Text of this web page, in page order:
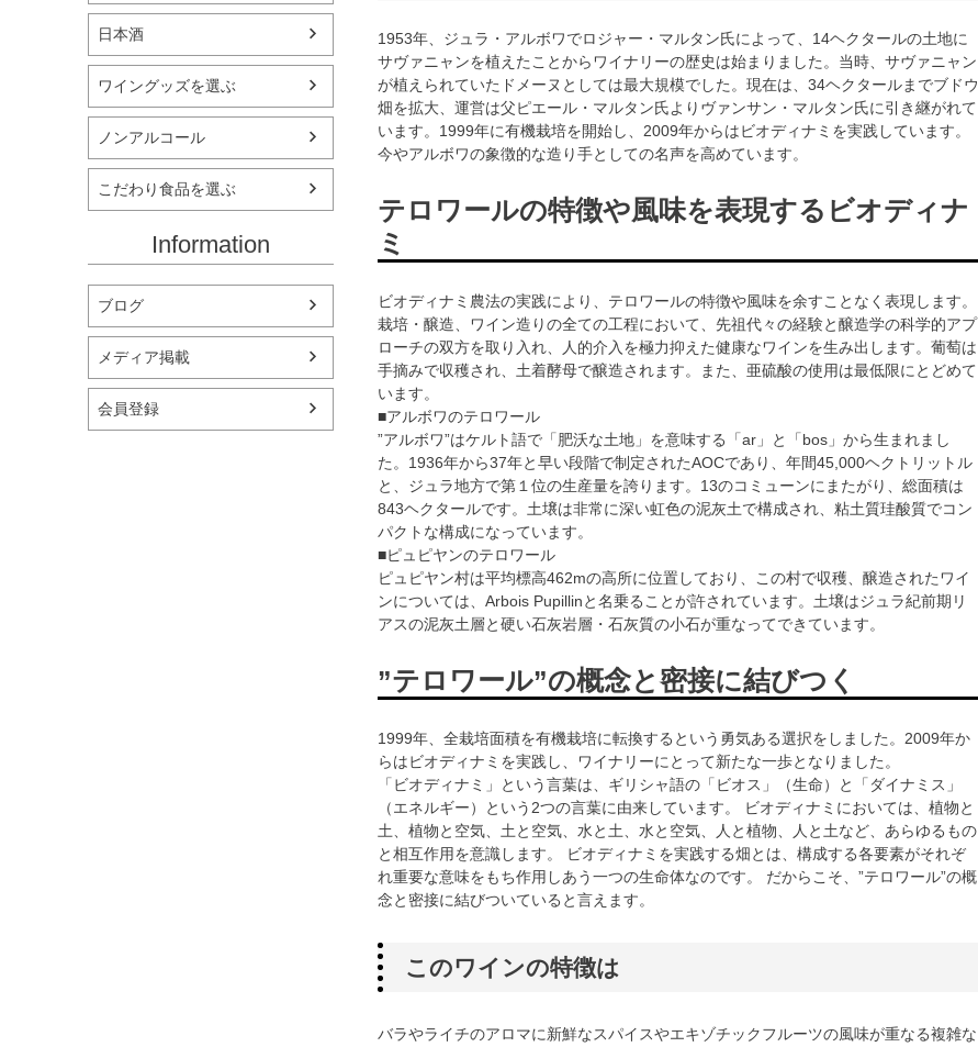
日本酒
ワイングッズを選ぶ
ノンアルコール
こだわり食品を選ぶ
Information
ブログ
メディア掲載
会員登録
1953年、ジュラ・アルボワでロジャー・マルタン氏によって、14ヘクタールの土地に
サヴァニャンを植えたことからワイナリーの歴史は始まりました。当時、サヴァニャン
が植えられていたドメーヌとしては最大規模でした。現在は、34ヘクタールまでブドウ
畑を拡大、運営は父ピエール・マルタン氏よりヴァンサン・マルタン氏に引き継がれて
います。1999年に有機栽培を開始し、2009年からはビオディナミを実践しています。
今やアルボワの象徴的な造り手としての名声を高めています。
テロワールの特徴や風味を表現するビオディナ
ミ
ビオディナミ農法の実践により、テロワールの特徴や風味を余すことなく表現します。
栽培・醸造、ワイン造りの全ての工程において、先祖代々の経験と醸造学の科学的アプ
ローチの双方を取り入れ、人的介入を極力抑えた健康なワインを生み出します。葡萄は
手摘みで収穫され、土着酵母で醸造されます。また、亜硫酸の使用は最低限にとどめて
います。
■アルボワのテロワール
”アルボワ”はケルト語で「肥沃な土地」を意味する「ar」と「bos」から生まれまし
た。1936年から37年と早い段階で制定されたAOCであり、年間45,000ヘクトリットル
と、ジュラ地方で第１位の生産量を誇ります。13のコミューンにまたがり、総面積は
843ヘクタールです。土壌は非常に深い虹色の泥灰土で構成され、粘土質珪酸質でコン
パクトな構成になっています。
■ピュピヤンのテロワール
ピュピヤン村は平均標高462mの高所に位置しており、この村で収穫、醸造されたワイ
ンについては、Arbois Pupillinと名乗ることが許されています。土壌はジュラ紀前期リ
アスの泥灰土層と硬い石灰岩層・石灰質の小石が重なってできています。
”テロワール”の概念と密接に結びつく
1999年、全栽培面積を有機栽培に転換するという勇気ある選択をしました。2009年か
らはビオディナミを実践し、ワイナリーにとって新たな一歩となりました。
「ビオディナミ」という言葉は、ギリシャ語の「ビオス」（生命）と「ダイナミス」
（エネルギー）という2つの言葉に由来しています。 ビオディナミにおいては、植物と
土、植物と空気、土と空気、水と土、水と空気、人と植物、人と土など、あらゆるもの
と相互作用を意識します。 ビオディナミを実践する畑とは、構成する各要素がそれぞ
れ重要な意味をもち作用しあう一つの生命体なのです。 だからこそ、”テロワール”の概
念と密接に結びついていると言えます。
このワインの特徴は
バラやライチのアロマに新鮮なスパイスやエキゾチックフルーツの風味が重なる複雑な